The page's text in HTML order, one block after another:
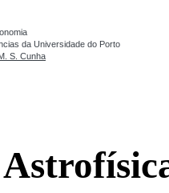
da Universidade do Porto
S. Cunha